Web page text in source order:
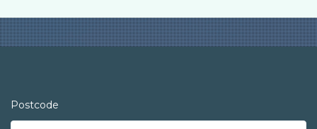
Postcode